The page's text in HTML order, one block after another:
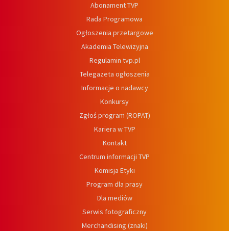
Abonament TVP
Rada Programowa
Ogłoszenia przetargowe
Akademia Telewizyjna
Regulamin tvp.pl
Telegazeta ogłoszenia
Informacje o nadawcy
Konkursy
Zgłoś program (ROPAT)
Kariera w TVP
Kontakt
Centrum informacji TVP
Komisja Etyki
Program dla prasy
Dla mediów
Serwis fotograficzny
Merchandising (znaki)